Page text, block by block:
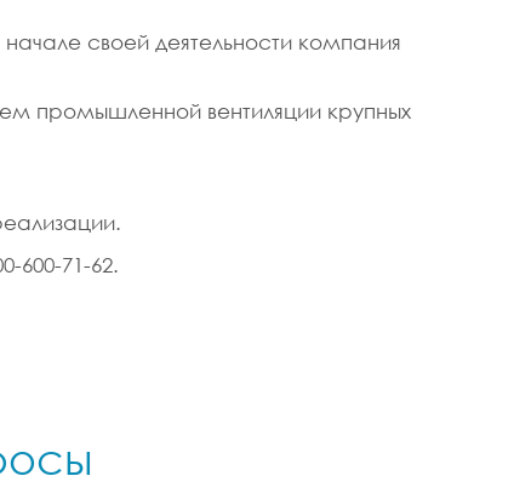
своей деятельности компания
промышленной вентиляции крупных
600-71-62.